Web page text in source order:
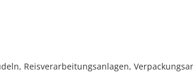
Reisverarbeitungsanlagen,